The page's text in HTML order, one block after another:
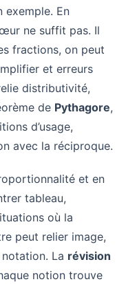
exemple. En
ne suffit pas. Il
fractions, on peut
et erreurs
distributivité,
de Pythagore,
d’usage,
avec la réciproque.
et en
tableau,
où la
peut relier image,
La révision
notion trouve